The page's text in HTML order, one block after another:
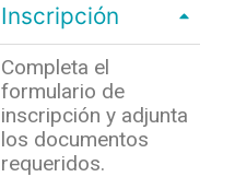
Inscripción
Completa el
formulario de
inscripción y adjunta
los documentos
requeridos.